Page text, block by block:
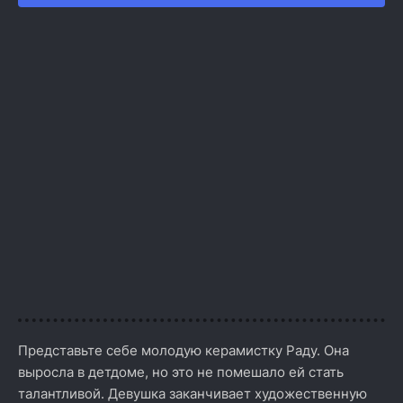
Представьте себе молодую керамистку Раду. Она
выросла в детдоме, но это не помешало ей стать
талантливой. Девушка заканчивает художественную